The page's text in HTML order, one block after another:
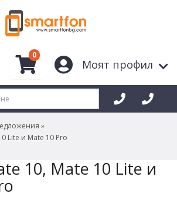
Моят профил
0
Lite и Mate 10 Pro
10, Mate 10 Lite и